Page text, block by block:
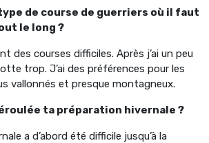
de course de guerriers où il faut
le long ?
des courses difficiles. Après j’ai un peu
trop. J’ai des préférences pour les
vallonnés et presque montagneux.
ta préparation hivernale ?
a d’abord été difficile jusqu’à la